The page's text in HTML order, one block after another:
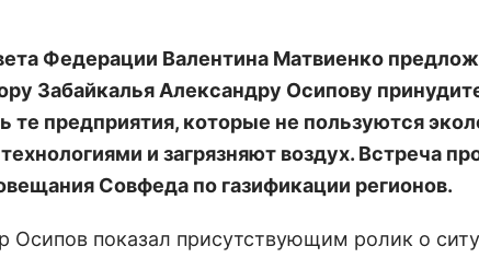
Федерации Валентина Матвиенко
Забайкалья Александру Осипову
те предприятия, которые не пользуются
и загрязняют воздух. Встреча
Совфеда по газификации регионов.
Осипов показал присутствующим ролик о